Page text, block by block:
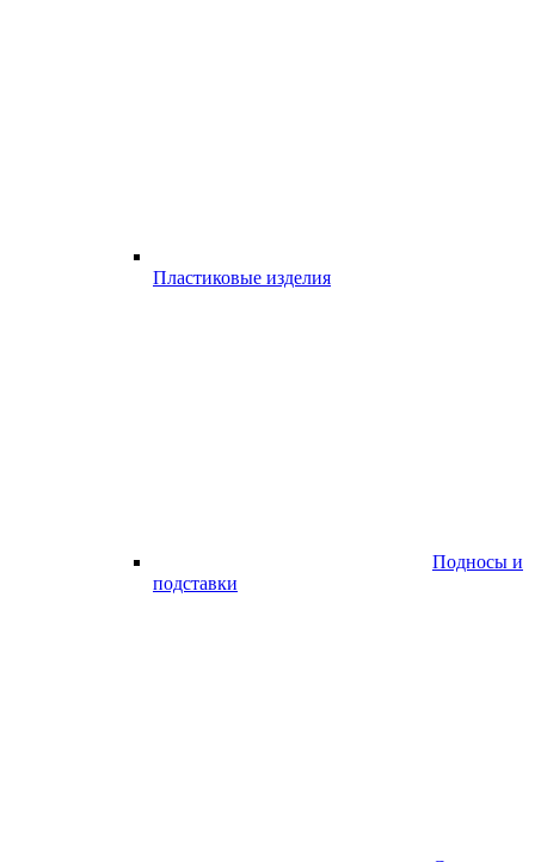
Пластиковые изделия
Подносы и
подставки